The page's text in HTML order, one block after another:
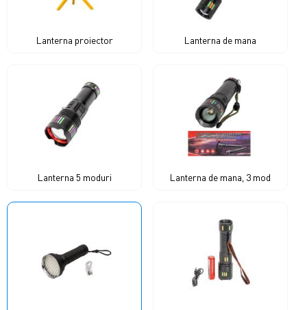
Lanterna proiector Lanterna de mana
Lanterna 5 moduri Lanterna de mana, 3 mod